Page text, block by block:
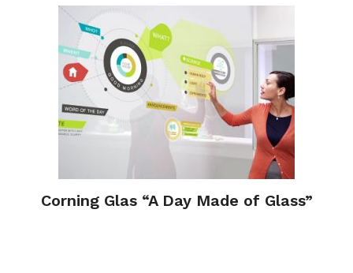
Corning Glas “A Day Made of Glass”